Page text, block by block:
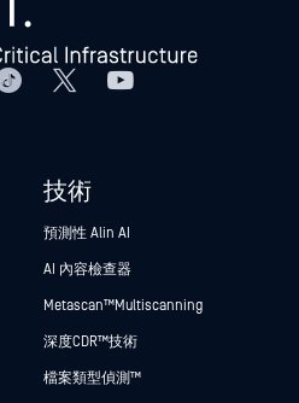
技術
預測性 Alin AI
AI 內容檢查器
Metascan™ Multiscanning
深度CDR™技術
檔案類型偵測™